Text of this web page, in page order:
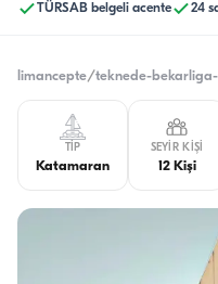
TÜRSAB belgeli acente 24
limancepte/teknede-
TIP
Katamaran
SEYIR KIŞI
12 Kişi